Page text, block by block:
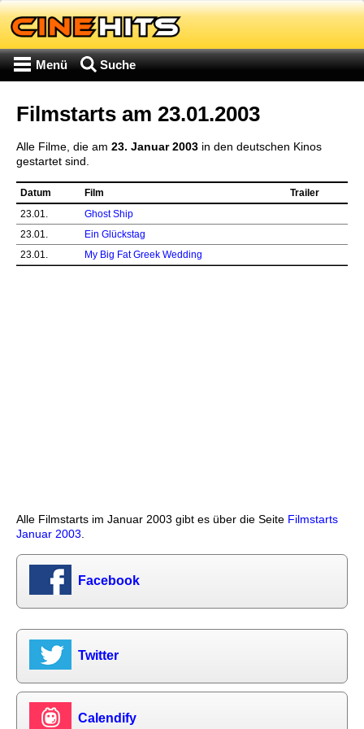
Menü Suche
Filmstarts am 23.01.2003
Alle Filme, die am 23. Januar 2003 in den deutschen Kinos
gestartet sind.
Datum Film
Trailer
23.01.
Ghost Ship
23.01.
Ein Glückstag
23.01.
My Big Fat Greek Wedding
Alle Filmstarts im Januar 2003 gibt es über die Seite Filmstarts
Januar 2003
Facebook
Twitter
Calendify